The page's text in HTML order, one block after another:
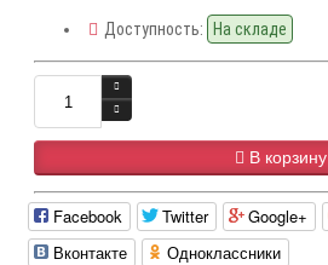
Доступность: На складе
В корзину
Facebook Twitter Google+
Вконтакте
Одноклассники